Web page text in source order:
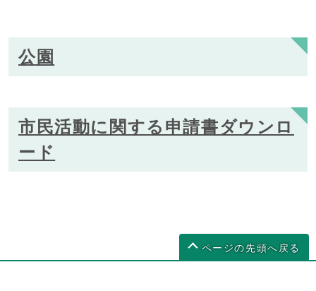
公園
市民活動に関する申請書ダウンロ
ード
ページの先頭へ戻る